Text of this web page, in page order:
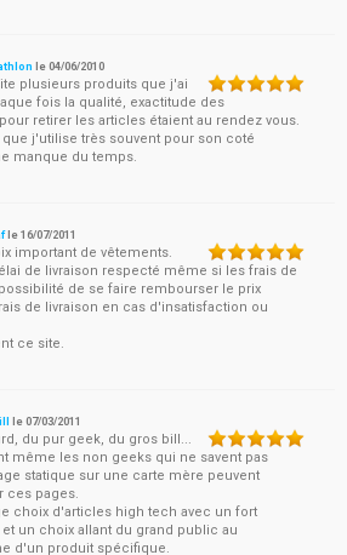
le04/06/2010
plusieurs produits que j'ai
fois la qualité, exactitude des
retirer les articles étaient au rendez vous.
j'utilise très souvent pour son coté
manque du temps.
le16/07/2011
important de vêtements.
de livraison respecté même si les frais de
de se faire rembourser le prix
de livraison en cas d'insatisfaction ou
ce site.
le07/03/2011
du pur geek, du gros bill...
même les non geeks qui ne savent pas
statique sur une carte mère peuvent
ces pages.
choix d'articles high tech avec un fort
un choix allant du grand public au
d'un produit spécifique.